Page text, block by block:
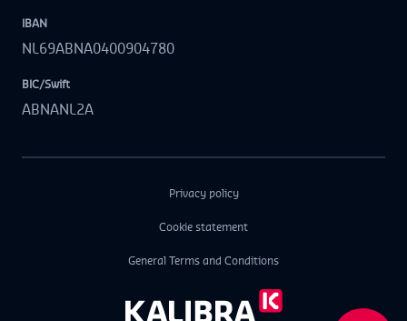
IBAN
NL69ABNA0400904780
BIC/Swift
ABNANL2A
Privacy policy
Cookie statement
General Terms and Conditions